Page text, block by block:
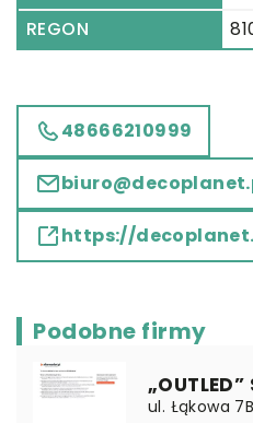
REGON
48666210999
https://
Podobne firmy
ul. Łąkowa